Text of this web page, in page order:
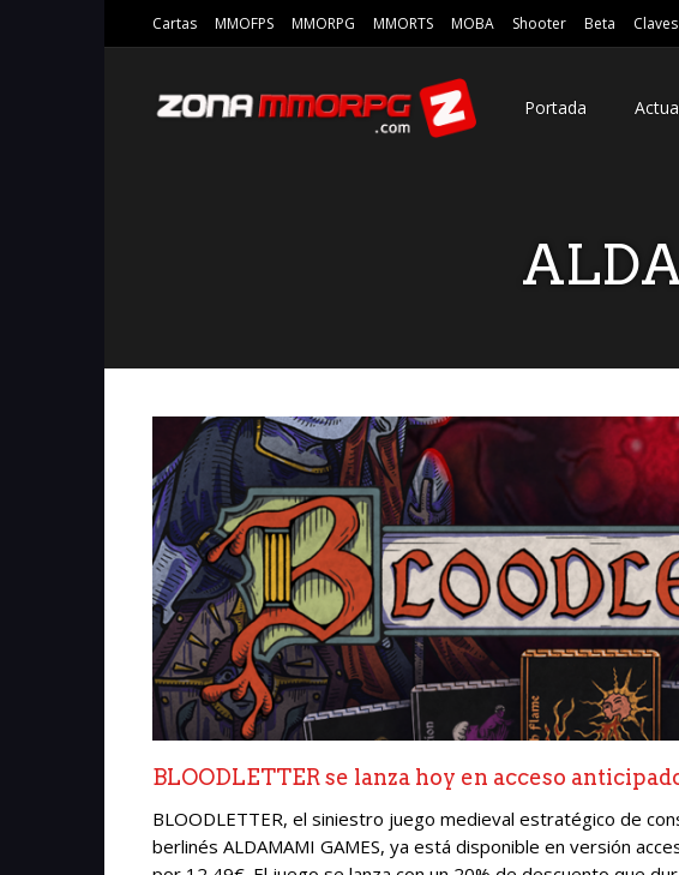
Cartas MMOFPS MMORPG MMORTS MOBA Shooter Beta Claves
Portada
BLOODLETTER se lanza hoy en acceso
BLOODLETTER, el siniestro juego medieval estratégico de
berlinés ALDAMAMI GAMES, ya está disponible en versión